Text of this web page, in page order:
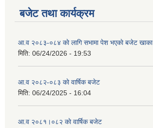
बजेट तथा कार्यक्रम
आ.व २०८३-०८४ काे लागि सभामा पेश भएकाे बजेट खाका
मिति: 06/24/2026 - 19:53
आ.व २०८२-०८३ काे वार्षिक बजेट
मिति: 06/24/2025 - 16:04
आ.व २०८१।०८२ काे वार्षिक बजेट